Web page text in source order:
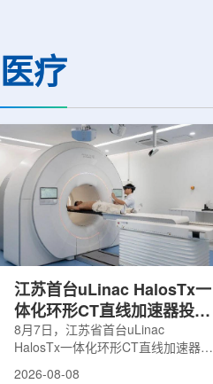
医疗
江苏首台uLinac HalosTx一
体化环形CT直线加速器投入
临床
8月7日，江苏省首台uLinac
HalosTx一体化环形CT直线加速器在
南京医科大学第三附属医院(常州二
2026-08-08